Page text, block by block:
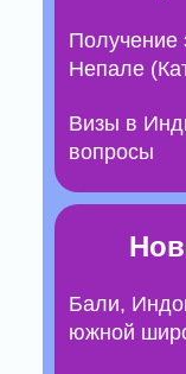
Получение
Непале
Визы в
вопросы
Бали,
южной